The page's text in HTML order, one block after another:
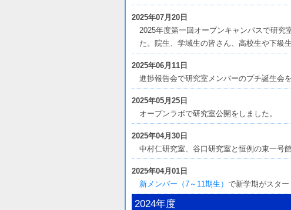
2025年07月20日
2025年度第一回オープンキャンパスで研究
た。院生、学域生の皆さん、高校生や下級
2025年06月11日
進捗報告会で研究室メンバーのプチ誕生会を
2025年05月25日
オープンラボで研究室公開をしました。
2025年04月30日
中村仁研究室、谷口研究室と恒例の東一号
2025年04月01日
新メンバー（7～11期生） で新学期がスター
2024年度